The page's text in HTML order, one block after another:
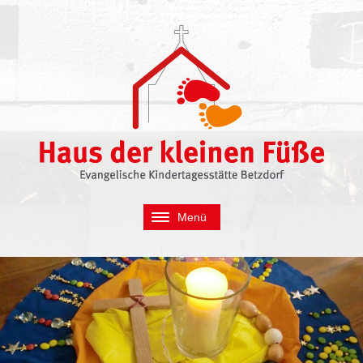
Menü
Navigation
Über uns
Konzept
Unser Kindergarten
Tagesablauf